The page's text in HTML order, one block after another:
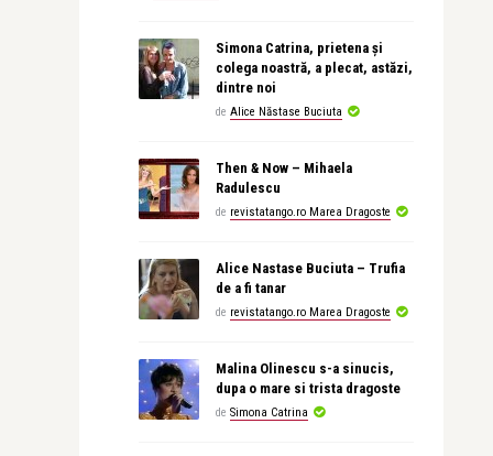
Simona Catrina, prietena și
colega noastră, a plecat, astăzi,
dintre noi
de Alice Năstase Buciuta
Then & Now – Mihaela
Radulescu
de revistatango.ro Marea Dragoste
Alice Nastase Buciuta – Trufia
de a fi tanar
de revistatango.ro Marea Dragoste
Malina Olinescu s-a sinucis,
dupa o mare si trista dragoste
de Simona Catrina